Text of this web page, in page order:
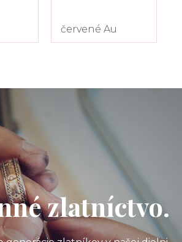
červené Au
zlatníctvo.